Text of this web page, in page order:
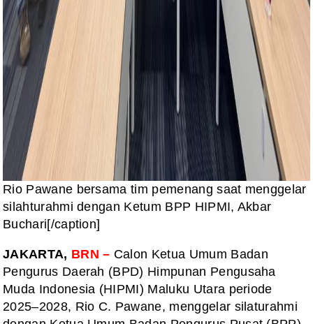
Rio Pawane bersama tim pemenang saat menggelar
silahturahmi dengan Ketum BPP HIPMI, Akbar
Buchari[/caption]
JAKARTA, BRN – Calon Ketua Umum Badan
Pengurus Daerah (BPD) Himpunan Pengusaha
Muda Indonesia (HIPMI) Maluku Utara periode
2025–2028, Rio C. Pawane, menggelar silaturahmi